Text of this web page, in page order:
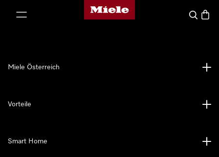
Miele-Homepage
Suche
Miele Österreich
Vorteile
Smart Home